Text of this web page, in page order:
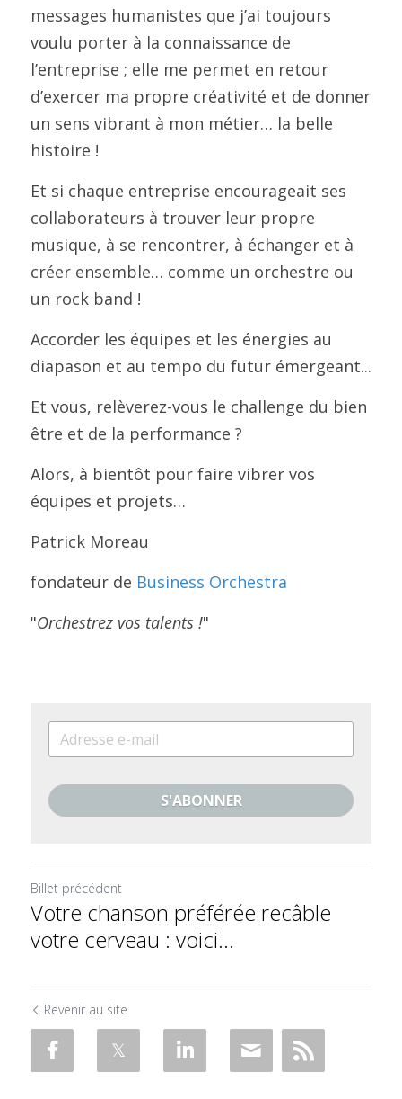
messages humanistes que j’ai toujours
voulu porter à la connaissance de
l’entreprise ; elle me permet en retour
d’exercer ma propre créativité et de donner
un sens vibrant à mon métier… la belle
histoire !
Et si chaque entreprise encourageait ses
collaborateurs à trouver leur propre
musique, à se rencontrer, à échanger et à
créer ensemble… comme un orchestre ou
un rock band !
Accorder les équipes et les énergies au
diapason et au tempo du futur émergeant...
Et vous, relèverez-vous le challenge du bien
être et de la performance ?
Alors, à bientôt pour faire vibrer vos
équipes et projets…
Patrick Moreau
fondateur de Business Orchestra
"Orchestrez vos talents !"
S'ABONNER
Billet précédent
Votre chanson préférée recâble
votre cerveau : voici...
Revenir au site